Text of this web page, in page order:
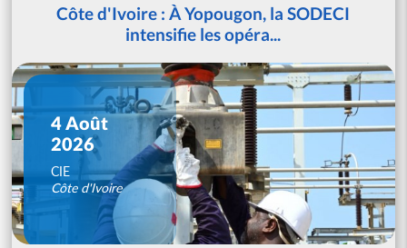
Côte d'Ivoire : À Yopougon, la SODECI
intensifie les opéra...
4 Août
2026
CIE
Côte d'Ivoire